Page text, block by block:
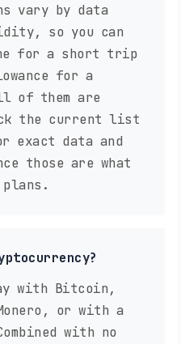
vary by data
so you can
for a short trip
for a
of them are
the current list
exact data and
those are what
plans.
with Bitcoin,
or with a
with no